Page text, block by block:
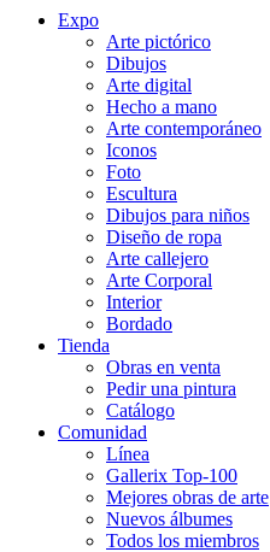
Expo
Arte pictórico
Dibujos
Arte digital
Hecho a mano
Arte contemporáneo
Iconos
Foto
Escultura
Dibujos para niños
Diseño de ropa
Arte callejero
Arte Corporal
Interior
Bordado
Tienda
Obras en venta
Pedir una pintura
Catálogo
Comunidad
Línea
Gallerix Top-100
Mejores obras de arte
Nuevos álbumes
Todos los miembros